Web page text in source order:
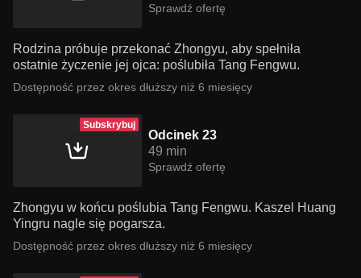
Sprawdź ofertę
Rodzina próbuje przekonać Zhongyu, aby spełniła
ostatnie życzenie jej ojca: poślubiła Tang Fengwu.
Dostępność przez okres dłuższy niż 6 miesięcy
Subskrybuj
Odcinek 23
49 min
Sprawdź ofertę
Zhongyu w końcu poślubia Tang Fengwu. Kaszel Huang
Yingru nagle się pogarsza.
Dostępność przez okres dłuższy niż 6 miesięcy